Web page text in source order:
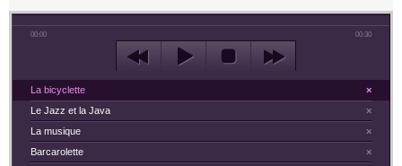
00:00 00:30
×
La bicyclette
×
Le Jazz et la Java
×
La musique
×
Barcarolette